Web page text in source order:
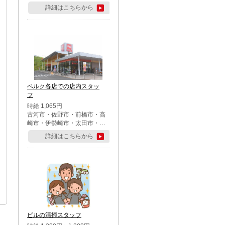
詳細はこちらから
ベルク各店での店内スタッ
フ
時給 1,065円
古河市・佐野市・前橋市・高
崎市・伊勢崎市・太田市・館
林市・藤岡市・大泉町・さい
たま市北区・川越市・熊谷
市・行田市・秩父市・所沢
市・鶴ケ島市・千葉市中央
区・市川市・松戸市・習志野
市・柏市・流山市・八千代
市・足立区・江戸川区・八王
子市・町田市
詳細はこちらから
ビルの清掃スタッフ